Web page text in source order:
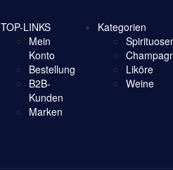
TOP-LINKS
Mein
Konto
Bestellung
B2B-
Kunden
Marken
Kategorien
Liköre
Weine